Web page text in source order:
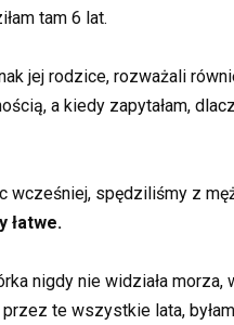
tam 6 lat.
jej rodzice, rozważali
a kiedy zapytałam,
wcześniej, spędziliśmy z
łatwe.
nigdy nie widziała
te wszystkie lata,